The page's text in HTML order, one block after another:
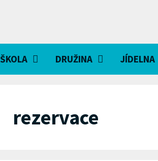
ŠKOLA DRUŽINA JÍDELNA
rezervace